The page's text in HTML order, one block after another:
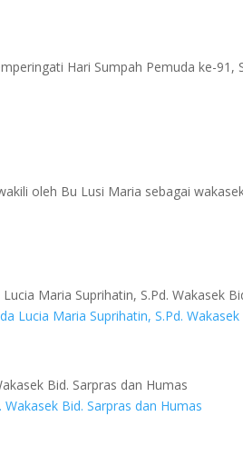
Hari Sumpah Pemuda ke-91,
oleh Bu Lusi Maria sebagai
Maria Suprihatin, S.Pd. Wakasek
Bid. Sarpras dan Humas